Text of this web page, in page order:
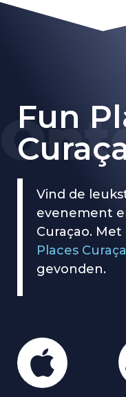
nt
Fun
Vind de
evenement
Curaçao.
Places
gevonden.